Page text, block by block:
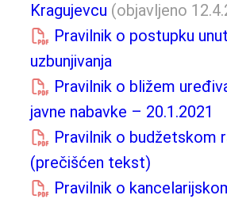
Kragujevcu (objavljeno
Pravilnik o postupku
uzbunjivanja
Pravilnik o bližem
javne nabavke – 20.1.2021
Pravilnik o budžetskom
(prečišćen tekst)
Pravilnik o